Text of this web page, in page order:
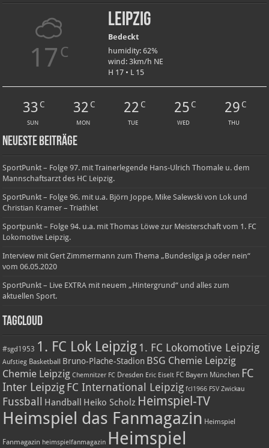
17 C
Leipzig
Bedeckt
humidity: 62%
wind: 3km/h NE
H 17 • L 15
33 C
SUN
32 C
MON
22 C
TUE
25 C
WED
29 C
THU
Neueste Beiträge
SportPunkt – Folge 97. mit Trainerlegende Hans-Ulrich Thomale u. dem
Mannschaftsarzt des HC Leipzig.
SportPunkt – Folge 96. mit u.a. Björn Joppe, Mike Salewski von Lok und
Christian Kramer – Triathlet
Sportpunkt – Folge 94. u.a. mit Thomas Löwe zur Meisterschaft vom 1. FC
Lokomotive Leipzig.
Interview mit Gert Zimmermann zum Thema „Bundesliga ja oder nein“
vom 06.05.2020
SportPunkt – Live EXTRA mit neuem „Hintergrund“ und alles zum
aktuellen Sport.
TagCloud
#sgd1953 1. FC Lok Leipzig 1. FC Lokomotive Leipzig
Aufstieg Basketball Bruno-Plache-Stadion BSG Chemie Leipzig
Chemie Leipzig Chemnitzer FC Dresden Eric Eiselt FC Bayern München FC
Inter LeipzigFC International Leipzig fcl1966 FSV Zwickau
Fussball Handball Heiko Scholz Heimspiel-TV
Heimspiel das Fanmagazin Heimspiel
Fanmagazin heimspielfanmagazin Heimspiel